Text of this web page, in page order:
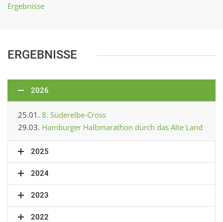
Ergebnisse
ERGEBNISSE
2026
25.01. 8. Süderelbe-Cross
29.03. Hamburger Halbmarathon durch das Alte Land
2025
2024
2023
2022